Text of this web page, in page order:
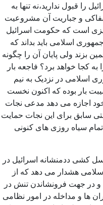
را قبول ندارید،نه تنها به
و جباریت آن مشروعیت
است که حکومت اسرائیل
اسلامی باید بداند که
بزند ولی پایان آن را چگونه
کجا خواهد برد؟ فاجعه بار
اسلامی در نزدیک به نیم
بار بوده که اکنون نخست
اجازه می دهد مدعی نجات
سابق برای این نجات حمایت
سیاه روزی های کنونی
کشی ددمنشانه اسرائیل در
هشدار می دهد که از
و در جهت فرونشاندن تنش در
ها و مداخله در امور نظامی